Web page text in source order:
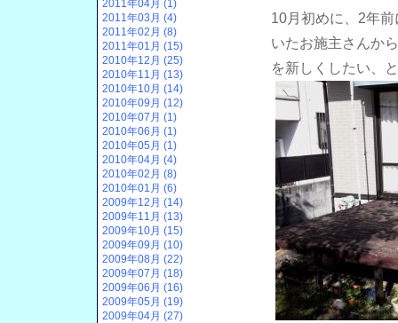
10月初めに、2年
いたお施主さんか
を新しくしたい、
2011年04月 (1)
2011年03月 (4)
2011年02月 (8)
2011年01月 (15)
2010年12月 (25)
2010年11月 (13)
2010年10月 (14)
2010年09月 (12)
2010年07月 (1)
2010年06月 (1)
2010年05月 (1)
2010年04月 (4)
2010年02月 (8)
2010年01月 (6)
2009年12月 (14)
2009年11月 (13)
2009年10月 (15)
2009年09月 (10)
2009年08月 (22)
2009年07月 (18)
2009年06月 (16)
2009年05月 (19)
2009年04月 (27)